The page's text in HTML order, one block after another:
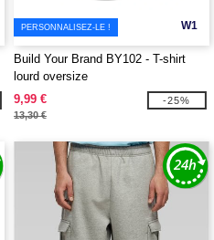
W1
PERSONNALISEZ-LE !
Build Your Brand BY102 - T-shirt
lourd oversize
9,99 €
13,30 €
-25%